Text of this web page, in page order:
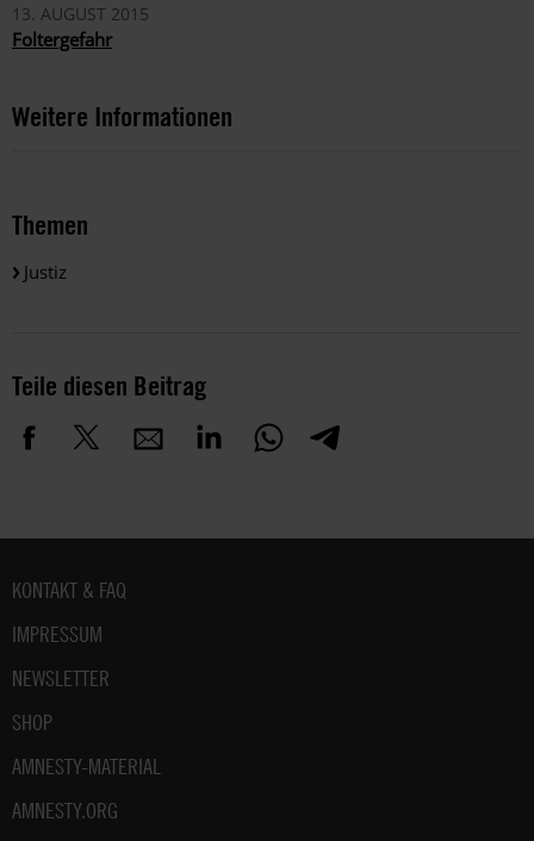
13. AUGUST 2015
Foltergefahr
Weitere Informationen
Themen
Justiz
Teile diesen Beitrag
Fußbereich
KONTAKT & FAQ
IMPRESSUM
NEWSLETTER
SHOP
AMNESTY-MATERIAL
AMNESTY.ORG